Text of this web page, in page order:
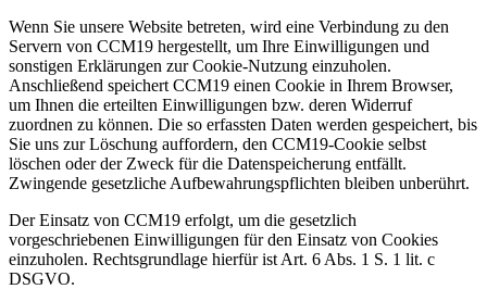
Wenn Sie unsere Website betreten, wird eine Verbindung zu den
Servern von CCM19 hergestellt, um Ihre Einwilligungen und
sonstigen Erklärungen zur Cookie-Nutzung einzuholen.
Anschließend speichert CCM19 einen Cookie in Ihrem Browser,
um Ihnen die erteilten Einwilligungen bzw. deren Widerruf
zuordnen zu können. Die so erfassten Daten werden gespeichert, bis
Sie uns zur Löschung auffordern, den CCM19-Cookie selbst
löschen oder der Zweck für die Datenspeicherung entfällt.
Zwingende gesetzliche Aufbewahrungspflichten bleiben unberührt.
Der Einsatz von CCM19 erfolgt, um die gesetzlich
vorgeschriebenen Einwilligungen für den Einsatz von Cookies
einzuholen. Rechtsgrundlage hierfür ist Art. 6 Abs. 1 S. 1 lit. c
DSGVO.